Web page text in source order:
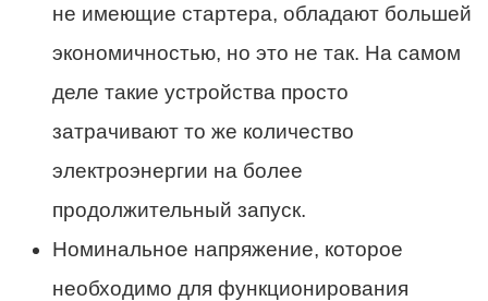
не имеющие стартера, обладают большей
экономичностью, но это не так. На самом
деле такие устройства просто
затрачивают то же количество
электроэнергии на более
продолжительный запуск.
Номинальное напряжение, которое
необходимо для функционирования